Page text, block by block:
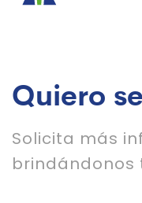
Quiero
Solicita más
brindándonos